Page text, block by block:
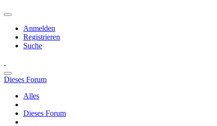
Anmelden
Registrieren
Suche
Dieses Forum
Alles
Dieses Forum